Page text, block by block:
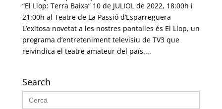
“El Llop: Terra Baixa” 10 de JULIOL de 2022, 18:00h i
21:00h al Teatre de La Passió d’Esparreguera
L’exitosa novetat a les nostres pantalles és El Llop, un
programa d’entreteniment televisiu de TV3 que
reivindica el teatre amateur del país....
Search
Search
for: